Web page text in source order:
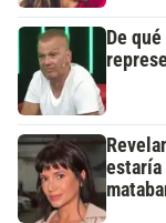
De
estaría